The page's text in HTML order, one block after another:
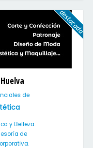
de
y Belleza.
de